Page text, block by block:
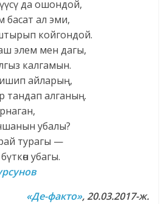
да ошондой,
басат ал эми,
койгондой.
элем мен дагы,
калгамын.
айларың,
тандап алганың.
убалы?
турагы —
убагы.
«Де-факто», 20.03.2017-ж.